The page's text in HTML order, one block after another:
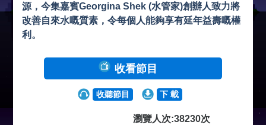
源，今集嘉賓Georgina Shek (水管家)創辦人致力將
改善自來水嘅質素，令每個人能夠享有延年益壽嘅權
利。
收看節目
收聽節目 下 載
瀏覽人次:38230次